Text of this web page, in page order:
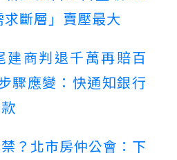
斷層」賣壓最大
建商判退千萬再賠百
驟應變：快通知銀行
？北市房仲公會：下